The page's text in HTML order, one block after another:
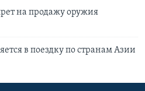
на продажу оружия
в поездку по странам Азии